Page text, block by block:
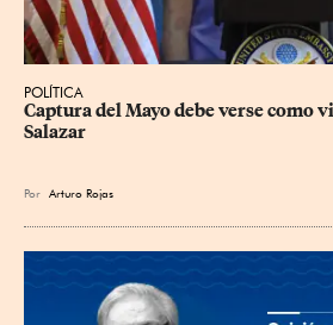
POLÍTICA
Captura del Mayo debe verse como
Salazar
Por Arturo Rojas